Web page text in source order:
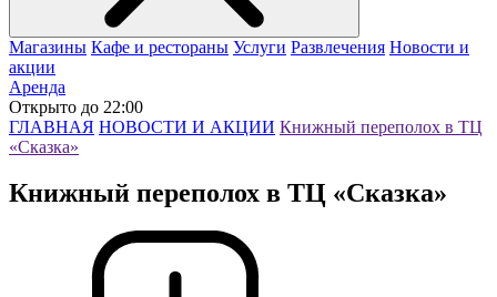
Магазины Кафе и рестораны Услуги Развлечения Новости и
акции
Аренда
Открыто до 22:00
ГЛАВНАЯ НОВОСТИ И АКЦИИ Книжный переполох в ТЦ
«Сказка»
Книжный переполох в ТЦ «Сказка»